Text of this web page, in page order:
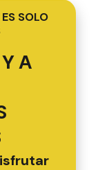
SOLO
A